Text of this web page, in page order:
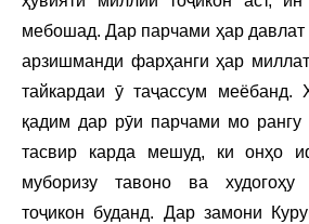
мебошад. Дар парчами ҳар
арзишманди фарҳанги ҳар
тайкардаи ӯ таҷассум меёбанд.
қадим дар рӯи парчами мо рангу
тасвир карда мешуд, ки онҳо
муборизу тавоно ва худогоҳу
тоҷикон буданд. Дар замони